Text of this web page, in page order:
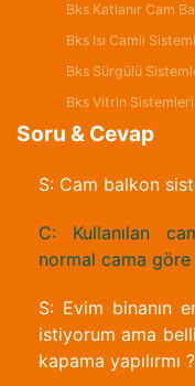
Bks Katlanır Cam
Bks Isı Camlı
Bks Sürgülü
Bks Vitrin Sistemleri
Soru & Cevap
S: Cam balkon
C: Kullanılan
normal cama göre
S: Evim binanın
istiyorum ama
kapama yapılırmı ?